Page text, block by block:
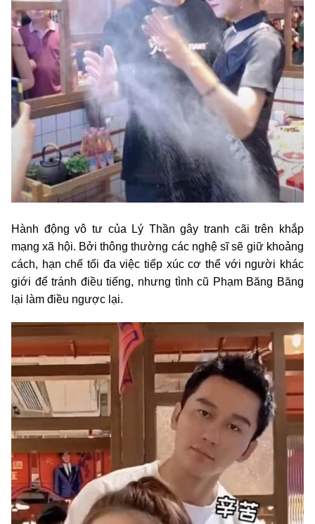
Hành động vô tư của Lý Thần gây tranh cãi trên khắp
mạng xã hội. Bởi thông thường các nghệ sĩ sẽ giữ khoảng
cách, hạn chế tối đa việc tiếp xúc cơ thể với người khác
giới để tránh điều tiếng, nhưng tình cũ Phạm Băng Băng
lại làm điều ngược lại.